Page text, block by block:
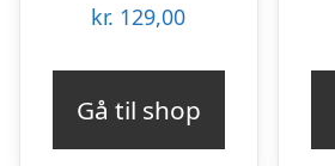
kr. 129,00
Gå til shop